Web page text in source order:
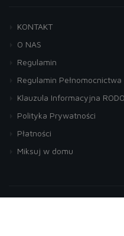
KONTAKT
O NAS
Regulamin
Regulamin Pełnomocnictwa
Klauzula Informacyjna RODO
Polityka Prywatności
Płatności
Miksuj w domu